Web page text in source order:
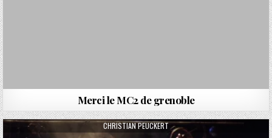
Merci le MC2 de grenoble
AUTHOR:
CHRISTIAN PEUCKERT